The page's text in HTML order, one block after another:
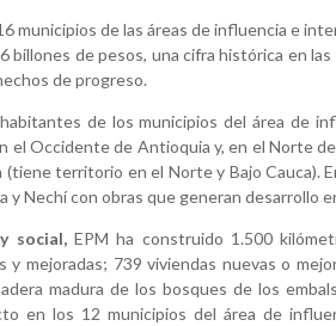
municipios de las áreas de influencia e
billones de pesos, una cifra histórica en
de progreso.
de los municipios del área de
el Occidente de Antioquia y, en el Norte
territorio en el Norte y Bajo Cauca).
y Nechí con obras que generan desarrollo
social,EPM ha construido 1.500
mejoradas; 739 viviendas nuevas o
madura de los bosques de los
en los 12 municipios del área de